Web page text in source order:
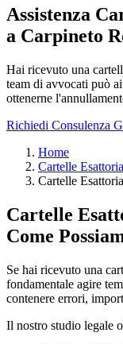
Assistenza
a Carpineto
Hai ricevuto una
team di avvocati può
ottenerne
Richiedi Consulenza
Home
Cartelle
Cartelle
Cartelle
Come
Se hai ricevuto una
fondamentale agire
contenere errori,
Il nostro studio legale